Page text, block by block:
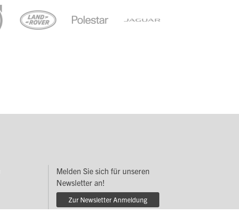
Melden Sie sich für unseren
Newsletter an!
Zur Newsletter Anmeldung